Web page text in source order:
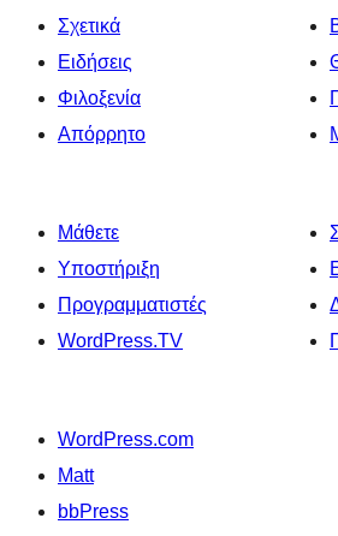
Σχετικά
Ειδήσεις
Φιλοξενία
Απόρρητο
Μάθετε
Υποστήριξη
Προγραμματιστές
WordPress.TV
WordPress.com
Matt
bbPress